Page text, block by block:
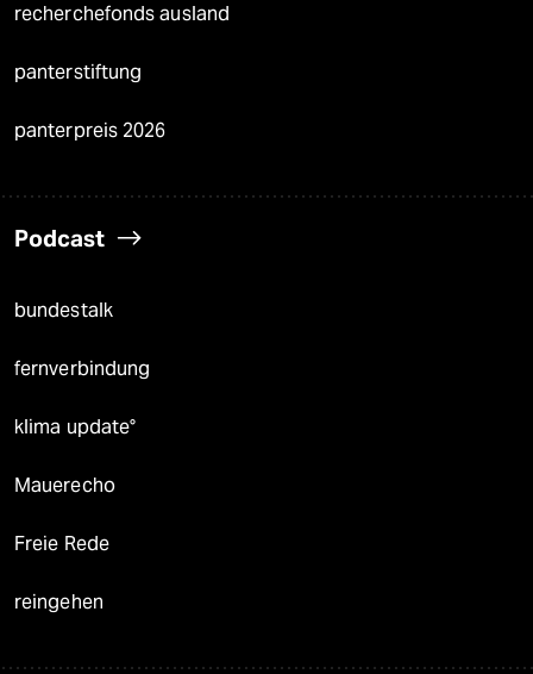
recherchefonds ausland
panterstiftung
panterpreis 2026
Podcast
bundestalk
fernverbindung
klima update°
Mauerecho
Freie Rede
reingehen